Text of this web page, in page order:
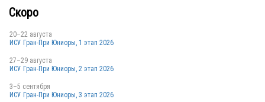
Скоро
20–22 августа
ИСУ Гран-При Юниоры, 1 этап 2026
27–29 августа
ИСУ Гран-При Юниоры, 2 этап 2026
3–5 сентября
ИСУ Гран-При Юниоры, 3 этап 2026